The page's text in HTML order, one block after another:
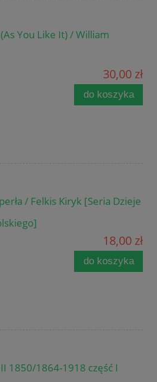
You Like It) / William
30,00 zł
do koszyka
/ Felkis Kiryk [Seria Dzieje
18,00 zł
do koszyka
1850/1864-1918 część I